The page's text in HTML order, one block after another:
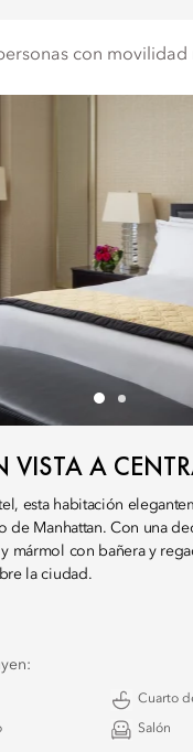
con movilidad
A
esta habitación
de Manhattan. Con una
mármol con bañera y
la ciudad.
Cuarto
Salón